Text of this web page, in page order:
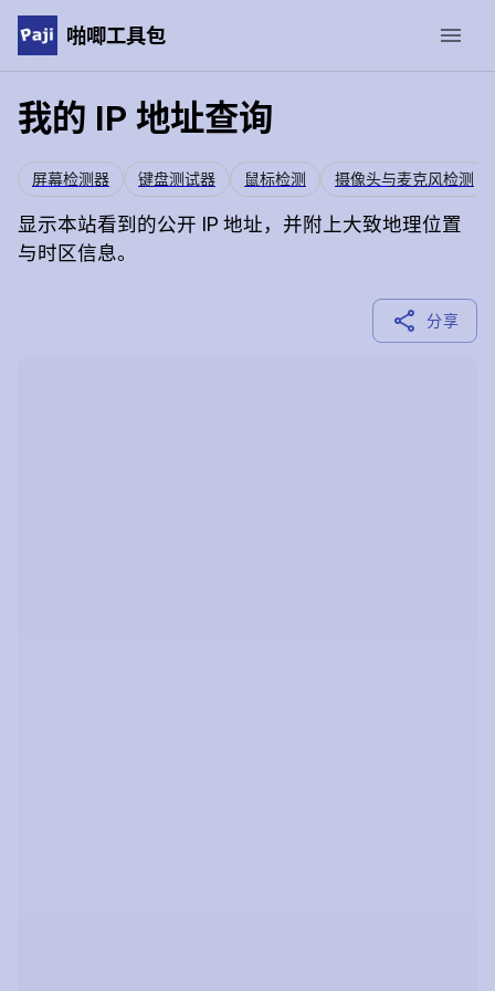
啪唧工具包
我的 IP 地址查询
屏幕检测器 键盘测试器 鼠标检测 摄像头与麦克风检测
显示本站看到的公开 IP 地址，并附上大致地理位置
与时区信息。
分享